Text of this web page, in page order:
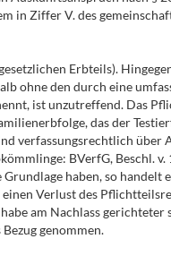
in Ziffer V. des
Erbteils).
ohne den durch eine
ist unzutreffend. Das
das der
verfassungsrechtlich über
BVerfG, Beschl.
haben, so handelt
Verlust des
am Nachlass
genommen.